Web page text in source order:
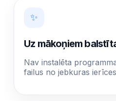
✨
Uz mākoņiem
Nav instalēta
failus no jebkuras